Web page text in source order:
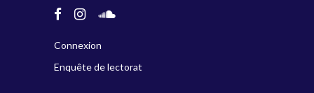
Connexion
Enquête de lectorat